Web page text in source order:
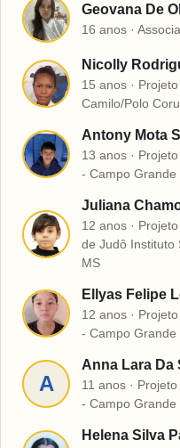
G Geovana De
16 anos ·
N
Nicolly
15 anos ·
Camilo/Polo
A
Antony Mota
13 anos ·
- Campo Grande
J
Juliana
12 anos ·
de Judô Instituto
MS
E
Ellyas Felipe
12 anos ·
- Campo Grande
A
Anna Lara Da
11 anos ·
- Campo Grande
Helena Silva